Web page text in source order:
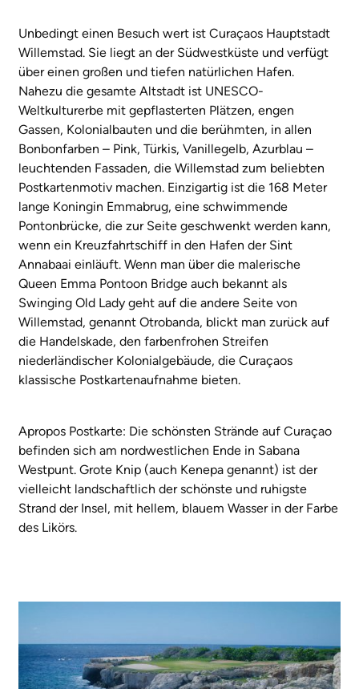
Unbedingt einen Besuch wert ist Curaçaos Hauptstadt
Willemstad. Sie liegt an der Südwestküste und verfügt
über einen großen und tiefen natürlichen Hafen.
Nahezu die gesamte Altstadt ist UNESCO-
Weltkulturerbe mit gepflasterten Plätzen, engen
Gassen, Kolonialbauten und die berühmten, in allen
Bonbonfarben – Pink, Türkis, Vanillegelb, Azurblau –
leuchtenden Fassaden, die Willemstad zum beliebten
Postkartenmotiv machen. Einzigartig ist die 168 Meter
lange Koningin Emmabrug, eine schwimmende
Pontonbrücke, die zur Seite geschwenkt werden kann,
wenn ein Kreuzfahrtschiff in den Hafen der Sint
Annabaai einläuft. Wenn man über die malerische
Queen Emma Pontoon Bridge auch bekannt als
Swinging Old Lady geht auf die andere Seite von
Willemstad, genannt Otrobanda, blickt man zurück auf
die Handelskade, den farbenfrohen Streifen
niederländischer Kolonialgebäude, die Curaçaos
klassische Postkartenaufnahme bieten.
Apropos Postkarte: Die schönsten Strände auf Curaçao
befinden sich am nordwestlichen Ende in Sabana
Westpunt. Grote Knip (auch Kenepa genannt) ist der
vielleicht landschaftlich der schönste und ruhigste
Strand der Insel, mit hellem, blauem Wasser in der Farbe
des Likörs.